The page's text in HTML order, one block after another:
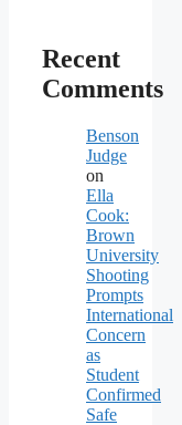
Recent
Comments
Benson
Judge
on
Ella
Cook:
Brown
University
Shooting
Prompts
International
Concern
as
Student
Confirmed
Safe